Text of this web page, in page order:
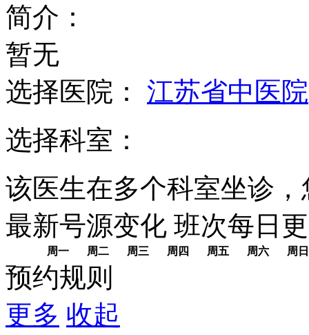
简介：
暂无
选择医院： 江苏省中医院
选择科室：
该医生在多个科室坐诊
最新号源变化 班次每日
周一 周二 周三 周四 周五 周六 周日
预约规则
更多 收起